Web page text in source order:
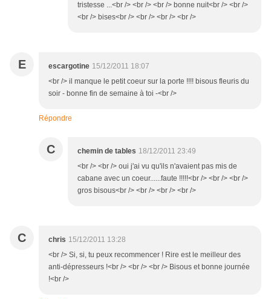
tristesse ...<br /> <br /> <br /> bonne nuit<br /> <br />
<br /> bises<br /> <br /> <br /> <br />
E escargotine 15/12/2011 18:07
<br /> il manque le petit coeur sur la porte !!!! bisous fleuris du
soir - bonne fin de semaine à toi -<br />
Répondre
C chemin de tables 18/12/2011 23:49
<br /> <br /> oui j'ai vu qu'ils n'avaient pas mis de
cabane avec un coeur......faute !!!!!<br /> <br /> <br />
gros bisous<br /> <br /> <br /> <br />
C chris 15/12/2011 13:28
<br /> Si, si, tu peux recommencer ! Rire est le meilleur des
anti-dépresseurs !<br /> <br /> <br /> Bisous et bonne journée
!<br />